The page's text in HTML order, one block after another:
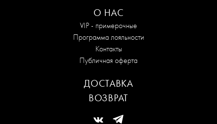
О НАС
VIP - примерочные
Программа лояльности
Контакты
Публичная оферта
ДОСТАВКА
ВОЗВРАТ